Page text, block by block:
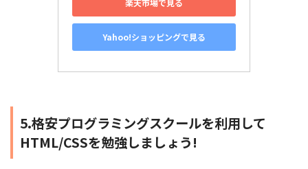
楽天市場で見る
Yahoo!ショッピングで見る
5.格安プログラミングスクールを利用して
HTML/CSSを勉強しましょう!